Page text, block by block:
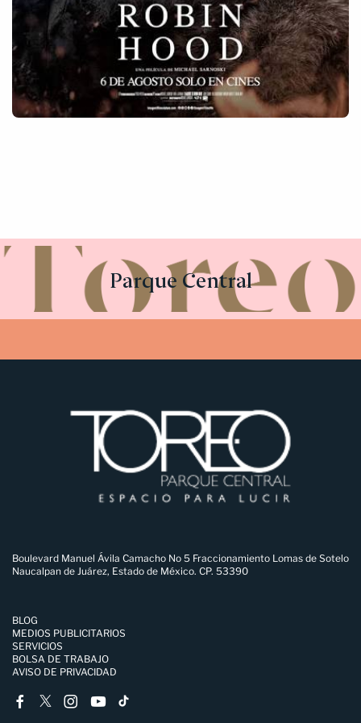
Parque Central
Boulevard Manuel Ávila Camacho No 5 Fraccionamiento Lomas de Sotelo
Naucalpan de Juárez, Estado de México. CP. 53390
BLOG
MEDIOS PUBLICITARIOS
SERVICIOS
BOLSA DE TRABAJO
AVISO DE PRIVACIDAD